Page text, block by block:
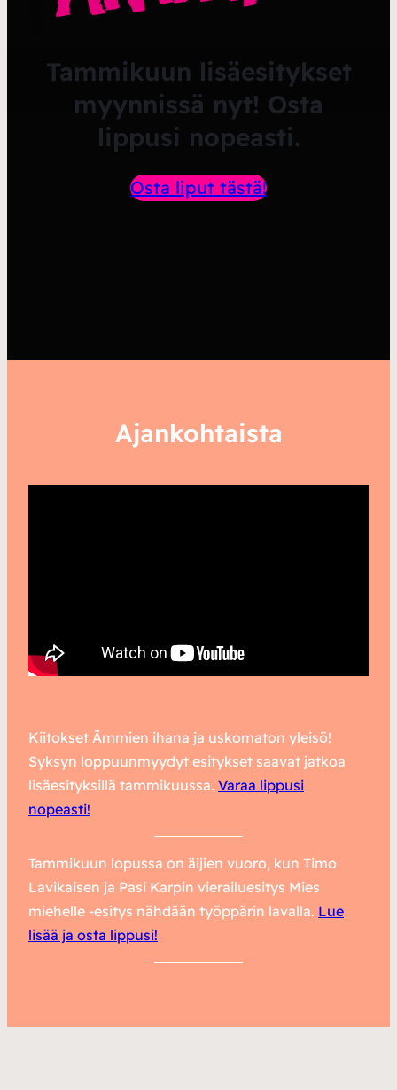
Tammikuun lisäesitykset
myynnissä nyt! Osta
lippusi nopeasti.
Osta liput tästä!
Ajankohtaista
Kiitokset Ämmien ihana ja uskomaton yleisö!
Syksyn loppuunmyydyt esitykset saavat jatkoa
lisäesityksillä tammikuussa. Varaa lippusi
nopeasti!
Tammikuun lopussa on äijien vuoro, kun Timo
Lavikaisen ja Pasi Karpin vierailuesitys Mies
miehelle -esitys nähdään työppärin lavalla. Lue
lisää ja osta lippusi!